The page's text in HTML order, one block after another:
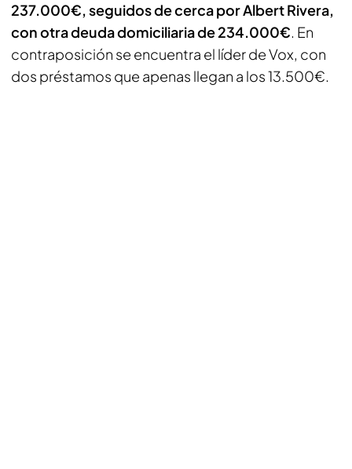
237.000€, seguidos de cerca por Albert Rivera,
con otra deuda domiciliaria de 234.000€. En
contraposición se encuentra el líder de Vox, con
dos préstamos que apenas llegan a los 13.500€.